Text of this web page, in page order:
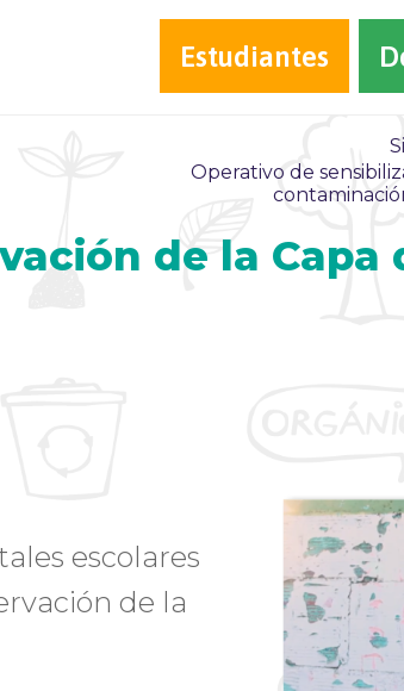
Estudiantes
Operativo de
de la Capa
escolares
de la